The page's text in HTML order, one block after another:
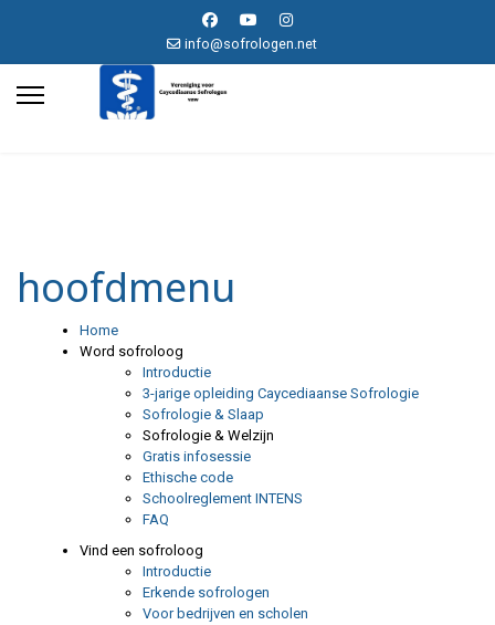
info@sofrologen.net
hoofdmenu
Home
Word sofroloog
Introductie
3-jarige opleiding Caycediaanse Sofrologie
Sofrologie & Slaap
Sofrologie & Welzijn
Gratis infosessie
Ethische code
Schoolreglement INTENS
FAQ
Vind een sofroloog
Introductie
Erkende sofrologen
Voor bedrijven en scholen